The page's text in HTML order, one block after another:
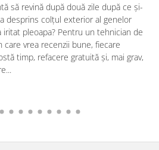
să revină după două zile după ce și-
desprins colțul exterior al genelor
iritat pleoapa? Pentru un tehnician de
vrea recenzii bune, fiecare
timp, refacere gratuită și, mai grav,